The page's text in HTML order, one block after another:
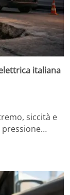
italiana
siccità e
pressione…